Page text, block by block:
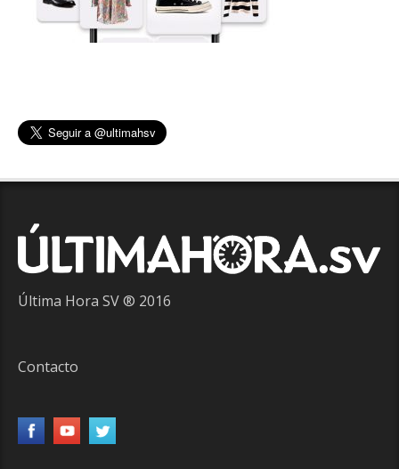
Última Hora SV ® 2016
Contacto